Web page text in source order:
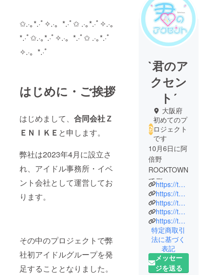
✩.·｡*.·ﾟ✧.·。*.·ﾟ✩ .·｡*.·ﾟ✧.·。
*.·ﾟ✩.·｡*.·ﾟ✧.·。*.·ﾟ✩ .·｡*.·ﾟ
✧.·。*.·ﾟ
はじめに・ご挨拶
はじめまして、 合同会社Ｚ
ＥＮＩＫＥ と申します。
弊社は2023年4月に設立さ
れ、アイドル事務所・イベ
ント会社として運営してお
ります。
その中のプロジェクトで弊
社初アイドルグループを発
足することとなりました。
`君のア
クセン
ト´
大阪府
初めてのプ
ロジェクト
です
10月6日に阿
倍野
ROCKTOWN
でデ
ビュー！！
大阪を拠点
に活動する
超王道・沸
ける・5人組
アイドル
「‘君のアク
セント‘」で
https://twitter.com/kimi_no_mai?s=20
https://twitter.com/kimi_no_ria?s=20
https://twitter.com/kimi_no_sena
https://twitter.com/kimi_no_nono
https://twitter.com/kimi_no_alu
特定商取引
法に基づく
表記
メッセー
ジを送る